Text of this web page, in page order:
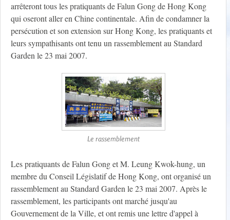
arrêteront tous les pratiquants de Falun Gong de Hong Kong
qui oseront aller en Chine continentale. Afin de condamner la
persécution et son extension sur Hong Kong, les pratiquants et
leurs sympathisants ont tenu un rassemblement au Standard
Garden le 23 mai 2007.
Le rassemblement
Les pratiquants de Falun Gong et M. Leung Kwok-hung, un
membre du Conseil Législatif de Hong Kong, ont organisé un
rassemblement au Standard Garden le 23 mai 2007. Après le
rassemblement, les participants ont marché jusqu'au
Gouvernement de la Ville, et ont remis une lettre d'appel à